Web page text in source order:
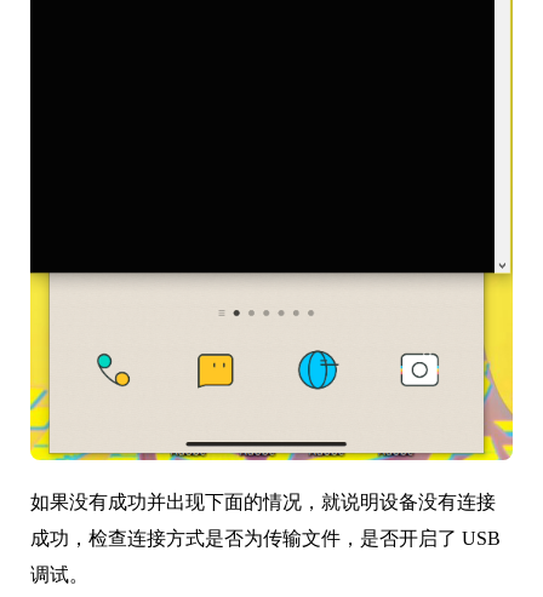
如果没有成功并出现下面的情况，就说明设备没有连接
成功，检查连接方式是否为传输文件，是否开启了 USB
调试。